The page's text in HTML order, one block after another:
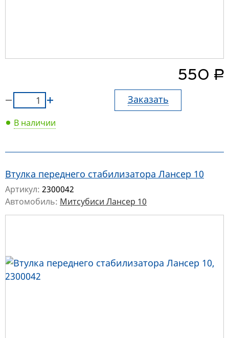
550 руб.
Заказать
В наличии
Втулка переднего стабилизатора Лансер 10
Артикул: 2300042
Автомобиль: Митсубиси Лансер 10